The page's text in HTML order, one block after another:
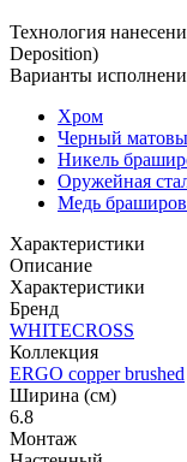
Технология
Deposition)
Варианты
Хром
Черный
Никель
Оружейная
Медь
Характеристики
Описание
Характеристики
Бренд
WHITECROSS
Коллекция
ERGO copper brushed
Ширина (см)
6.8
Монтаж